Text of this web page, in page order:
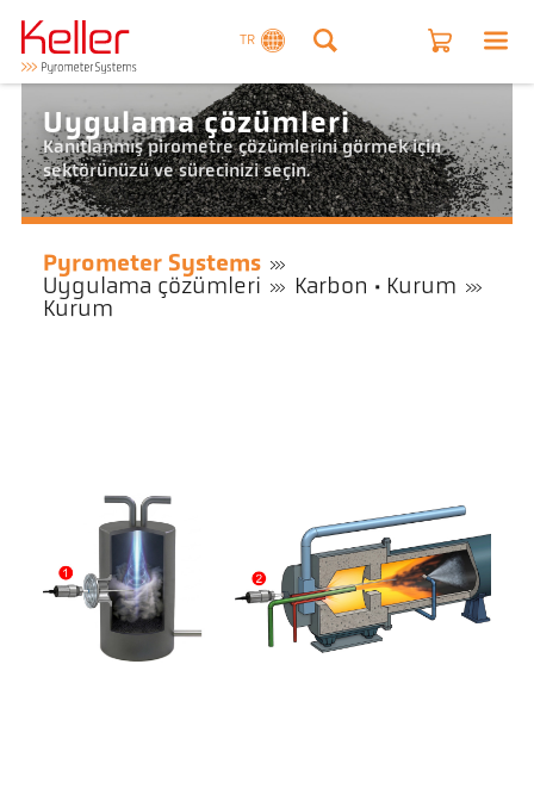
TR
Uygulama çözümleri
Kanıtlanmış pirometre çözümlerini görmek için
sektörünüzü ve sürecinizi seçin.
Pyrometer Systems
Uygulama çözümleri
Karbon · Kurum
Kurum